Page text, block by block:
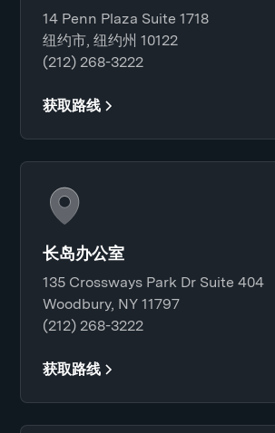
14 Penn Plaza Suite 1718
纽约市, 纽约州 10122
(212) 268-3222
获取路线
长岛办公室
135 Crossways Park Dr Suite 404
Woodbury, NY 11797
(212) 268-3222
获取路线